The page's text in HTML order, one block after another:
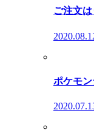
ご注文
ポケモ